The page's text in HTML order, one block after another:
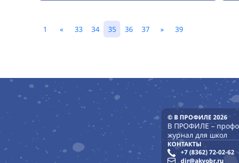
1 « 33 34 35 36 37 » 39
© В ПРОФИЛЕ 2026
В ПРОФИЛЕ –
журнал для школ
КОНТАКТЫ
+7 (8362) 72-02-62
dir@akvobr.ru